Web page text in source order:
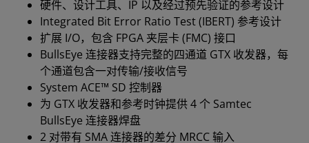
硬件、设计工具、IP 以及经过预先验证的参考设计
Integrated Bit Error Ratio Test (IBERT) 参考设计
扩展 I/O，包含 FPGA 夹层卡 (FMC) 接口
BullsEye 连接器支持完整的四通道 GTX 收发器，每
个通道包含一对传输/接收信号
System ACE™ SD 控制器
为 GTX 收发器和参考时钟提供 4 个 Samtec
BullsEye 连接器焊盘
2 对带有 SMA 连接器的差分 MRCC 输入